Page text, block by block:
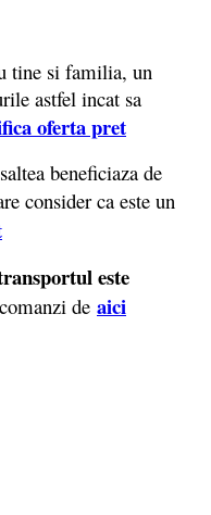
tine si familia, un
astfel incat sa
oferta pret
beneficiaza de
consider ca este un
este
de aici